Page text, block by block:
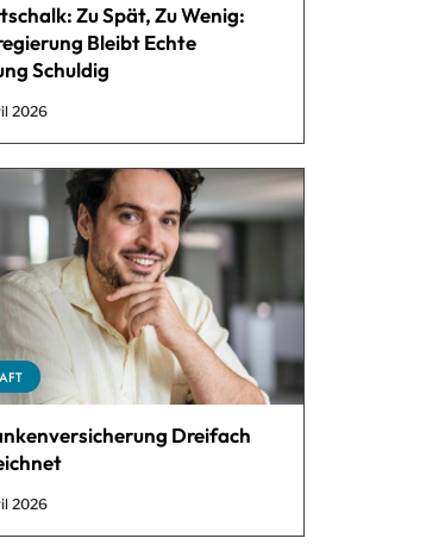
Zu Spät, Zu Wenig:
Bleibt Echte
Schuldig
2026
Dreifach
2026